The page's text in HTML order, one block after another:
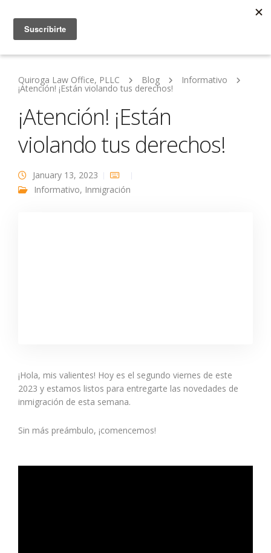
Quiroga Law Office, PLLC Blog Informativo
¡Atención! ¡Están violando tus derechos!
¡Atención! ¡Están
violando tus derechos!
January 13, 2023
Informativo, Inmigración
¡Hola, mis valientes! Hoy es el segundo viernes de este
2023 y estamos listos para entregarte las novedades de
inmigración de esta semana.
Sin más preámbulo, ¡comencemos!